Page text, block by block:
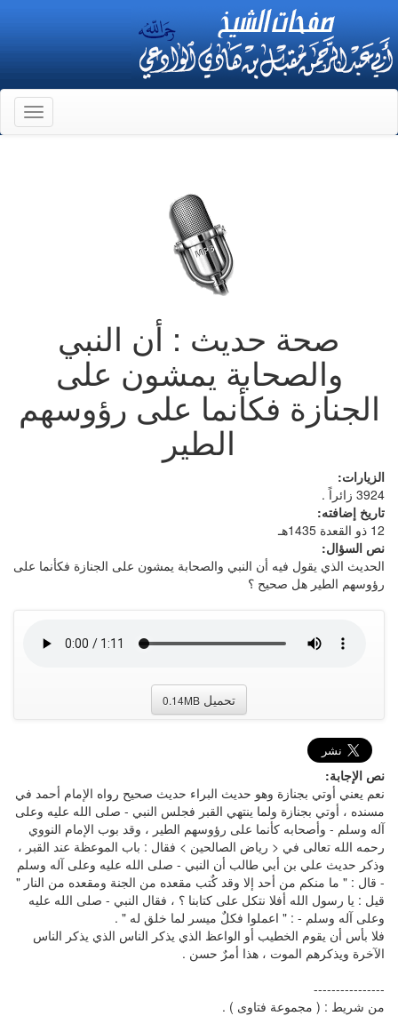
صحة حديث : أن النبي
والصحابة يمشون على
الجنازة فكأنما على رؤوسهم
الطير
الزيارات:
3924 زائراً .
تاريخ إضافته:
12 ذو القعدة 1435هـ
نص السؤال:
الحديث الذي يقول فيه أن النبي والصحابة يمشون على الجنازة فكأنما على
رؤوسهم الطير هل صحيح ؟
تحميل 0.14MB
نص الإجابة:
نعم يعني أوتي بجنازة وهو حديث البراء حديث صحيح رواه الإمام أحمد في
مسنده ، أوتي بجنازة ولما ينتهي القبر فجلس النبي - صلى الله عليه وعلى
آله وسلم - وأصحابه كأنما على رؤوسهم الطير ، وقد بوب الإمام النووي
رحمه الله تعالى في < رياض الصالحين > فقال : باب الموعظة عند القبر ،
وذكر حديث علي بن أبي طالب أن النبي - صلى الله عليه وعلى آله وسلم
- قال : " ما منكم من أحد إلا وقد كٌتب مقعده من الجنة ومقعده من النار "
قيل : يا رسول الله أفلا نتكل على كتابنا ؟ ، فقال النبي - صلى الله عليه
وعلى آله وسلم - : " اعملوا فكلٌ ميسر لما خلق له " .
فلا بأس أن يقوم الخطيب أو الواعظ الذي يذكر الناس الذي يذكر الناس
الآخرة ويذكرهم الموت ، هذا أمرٌ حسن .
----------------
من شريط : ( مجموعة فتاوى ) .